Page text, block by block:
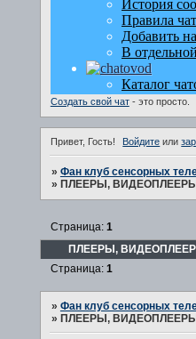
Создать свой чат- это просто.
Привет, Гость! Войдите или
» Фан клуб сенсорных
» ПЛЕЕРЫ,
ПЛЕЕРЫ,
Страница: 1
Страница: 1
» Фан клуб сенсорных
» ПЛЕЕРЫ,